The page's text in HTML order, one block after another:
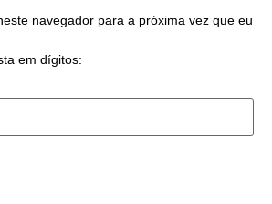
navegador para a próxima vez que eu
em dígitos: